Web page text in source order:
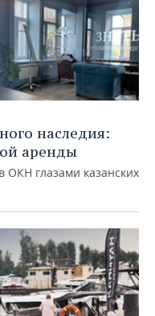
наследия:
аренды
глазами казанских